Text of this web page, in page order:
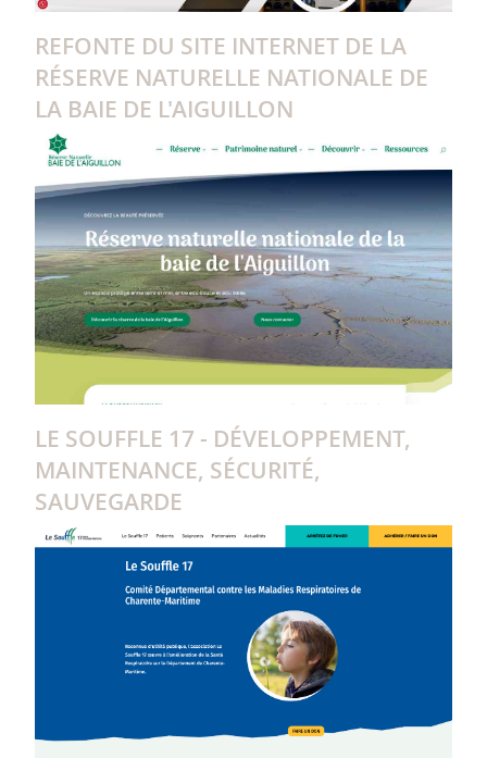
REFONTE DU SITE INTERNET DE LA
RÉSERVE NATURELLE NATIONALE DE
LA BAIE DE L'AIGUILLON
LE SOUFFLE 17 - DÉVELOPPEMENT,
MAINTENANCE, SÉCURITÉ,
SAUVEGARDE